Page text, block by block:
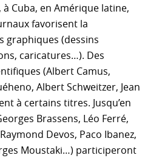
Cuba, en Amérique latine,
favorisent la
graphiques (dessins
caricatures…). Des
(Albert Camus,
Albert Schweitzer, Jean
à certains titres. Jusqu’en
Brassens, Léo Ferré,
Devos, Paco Ibanez,
Moustaki…) participeront